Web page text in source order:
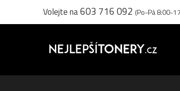
Volejte na603 716 092 (Po-Pá 8:00-